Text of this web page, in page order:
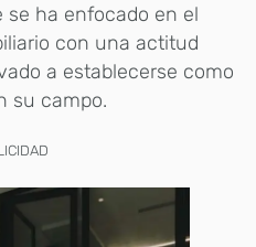
se ha enfocado en el
con una actitud
a establecerse como
su campo.